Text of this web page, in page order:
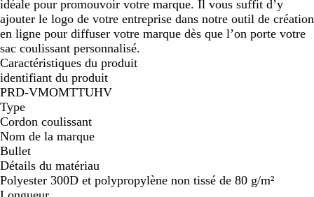
idéale pour promouvoir votre marque. Il vous suffit d’y
ajouter le logo de votre entreprise dans notre outil de création
en ligne pour diffuser votre marque dès que l’on porte votre
sac coulissant personnalisé.
Caractéristiques du produit
identifiant du produit
PRD-VMOMTTUHV
Type
Cordon coulissant
Nom de la marque
Bullet
Détails du matériau
Polyester 300D et polypropylène non tissé de 80 g/m²